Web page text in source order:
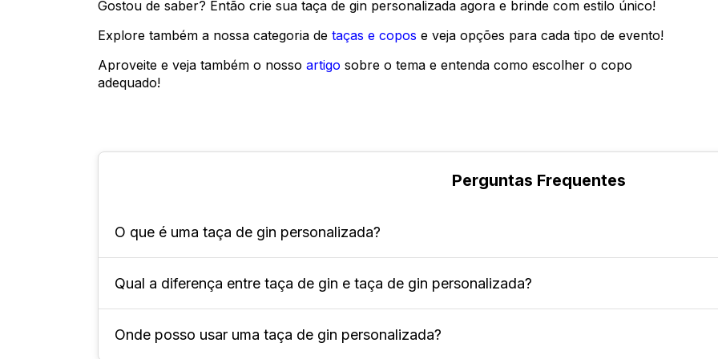
Gostou de saber? Então crie sua taça de gin personalizada agora e brinde com estilo único!
Explore também a nossa categoria de taças e copos e veja opções para cada tipo de evento!
Aproveite e veja também o nosso artigo sobre o tema e entenda como escolher o copo
adequado!
Perguntas Frequentes
O que é uma taça de gin personalizada?
A taça de gin personalizada é um copo projetado especialmente para coquetéis à base de
personalização visual exclusiva, com itens como logotipos, nomes e identidade visual de
Qual a diferença entre taça de gin e taça de gin personalizada?
A diferença está na possibilidade de customizar a taça, o que a torna exclusiva para as
Onde posso usar uma taça de gin personalizada?